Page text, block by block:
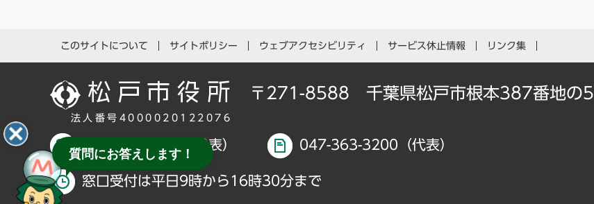
このサイトについて サイトポリシー ウェブアクセシビリティ サービス休止情報 リンク集
法人番号4000020122076
〒271-8588 千葉県松戸市根本387番地の5
047-366-1111（代表） 047-363-3200（代表）
窓口受付は平日9時から16時30分まで
質問にお答えします！